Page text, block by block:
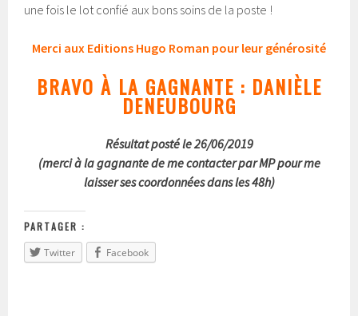
une fois le lot confié aux bons soins de la poste !
Merci aux Editions Hugo Roman pour leur générosité
BRAVO À LA GAGNANTE : DANIÈLE
DENEUBOURG
Résultat posté le 26/06/2019
(merci à la gagnante de me contacter par MP pour me
laisser ses coordonnées dans les 48h)
PARTAGER :
Twitter
Facebook